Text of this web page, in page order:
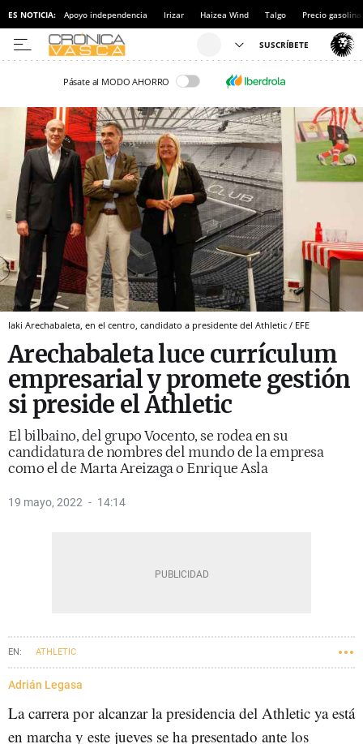
ES NOTICIA: Apoyo independencia Irizar Haizea Wind Talgo Precio gasolina
Pásate al MODO AHORRO
Iaki Arechabaleta, en el centro, candidato a presidente del Athletic / EFE
Arechabaleta luce currículum
empresarial y promete gestión
si preside el Athletic
El bilbaino, del grupo Vocento, se rodea en su
candidatura de nombres del mundo de la empresa
como el de Marta Areizaga o Enrique Asla
19 mayo, 2022 14:14
ATHLETIC
Adrián Legasa
La carrera por alcanzar la presidencia del Athletic ya está
en marcha y este jueves se ha presentado ante los